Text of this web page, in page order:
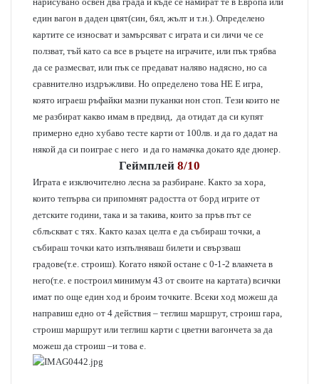
един вагон в даден цвят(син, бял, жълт и т.н.). Определено
картите се износват и замърсяват с играта и си личи че се
ползват, тъй като са все в ръцете на играчите, или пък трябва
да се размесват, или пък се предават наляво надясно, но са
сравнително издръжливи. Но определено това НЕ Е игра,
която играеш ръфайки мазни пуканки нон стоп. Тези които не
ме разбират какво имам в предвид, да отидат да си купят
примерно едно хубаво тесте карти от 100лв. и да го дадат на
някой да си поиграе с него и да го намачка докато яде дюнер.
Геймплей 8/10
Играта е изключително лесна за разбиране. Както за хора,
които тепърва си припомнят радостта от борд игрите от
детските години, така и за такива, които за пръв път се
сблъскват с тях. Както казах целта е да събираш точки, а
събираш точки като изпълняваш билети и свързваш
градове(т.е. строиш). Когато някой остане с 0-1-2 влакчета в
него(т.е. е построил минимум 43 от своите на картата) всички
имат по още един ход и броим точките. Всеки ход можеш да
направиш едно от 4 действия – теглиш маршрут, строиш гара,
строиш маршрут или теглиш карти с цветни вагончета за да
можеш да строиш –и това е.